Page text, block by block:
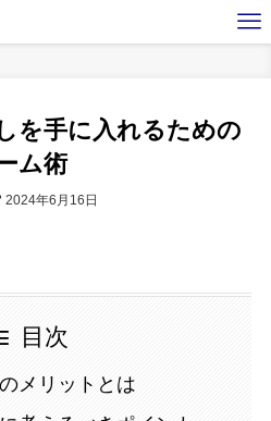
を手に入れるための
ム術
2024年6月16日
目次
メリットとは